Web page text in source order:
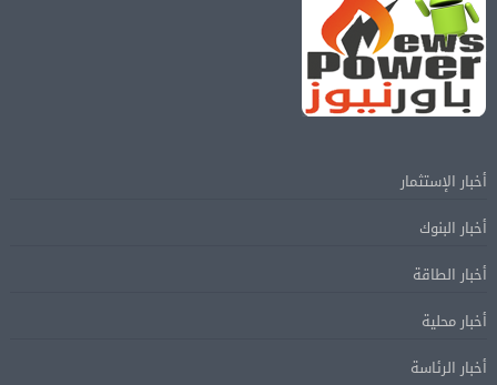
أخبار الإستثمار
أخبار البنوك
أخبار الطاقة
أخبار محلية
أخبار الرئاسة